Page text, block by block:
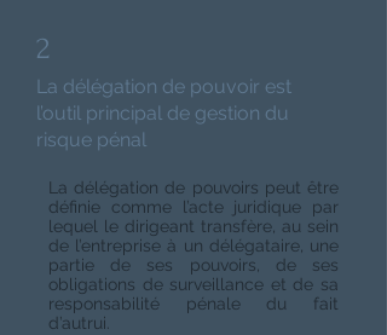
La délégation de pouvoir est
l’outil principal de gestion du
risque pénal
2
La délégation de pouvoirs peut être
définie comme l’acte juridique par
lequel le dirigeant transfère, au sein
de l’entreprise à un délégataire, une
partie de ses pouvoirs, de ses
obligations de surveillance et de sa
responsabilité pénale du fait
d’autrui.